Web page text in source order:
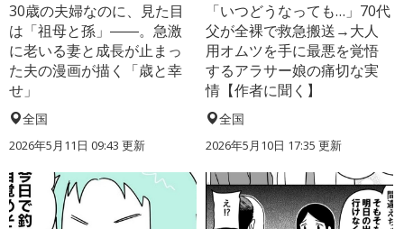
30歳の夫婦なのに、見た目
は「祖母と孫」――。急激
に老いる妻と成長が止まっ
た夫の漫画が描く「歳と幸
せ」
全国
2026年5月11日 09:43 更新
「いつどうなっても…」70代
父が全裸で救急搬送→大人
用オムツを手に最悪を覚悟
するアラサー娘の痛切な実
情【作者に聞く】
全国
2026年5月10日 17:35 更新